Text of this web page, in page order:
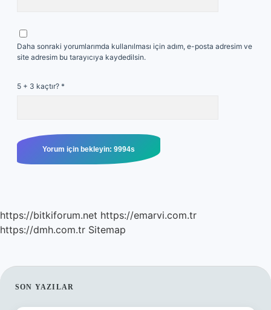
Daha sonraki yorumlarımda kullanılması için adım, e-posta adresim ve
site adresim bu tarayıcıya kaydedilsin.
5 + 3 kaçtır? *
https://bitkiforum.net https://emarvi.com.tr
https://dmh.com.tr Sitemap
SIDEBAR
SON YAZILAR